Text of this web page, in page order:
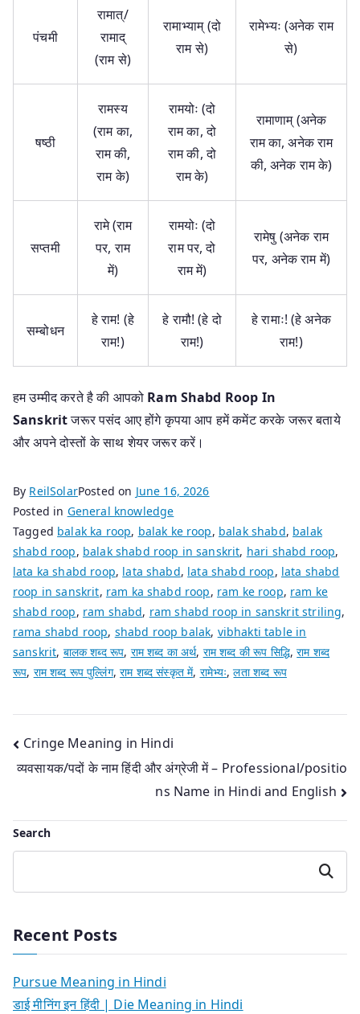
पंचमी
रामात्/
रामाद्
(राम से)
रामाभ्याम् (दो
राम से)
रामेभ्यः (अनेक राम
से)
षष्‍ठी
रामस्य
(राम का,
राम की,
राम के)
रामयोः (दो
राम का, दो
राम की, दो
राम के)
रामाणाम् (अनेक
राम का, अनेक राम
की, अनेक राम के)
सप्‍तमी
रामे (राम
पर, राम
में)
रामयोः (दो
राम पर, दो
राम में)
रामेषु (अनेक राम
पर, अनेक राम में)
सम्बोधन
हे राम! (हे
राम!)
हे रामौ! (हे दो
राम!)
हे रामाः! (हे अनेक
राम!)
हम उम्मीद करते है की आपको Ram Shabd Roop In
Sanskritजरूर पसंद आए होंगे कृपया आप हमें कमेंट करके जरूर बताये
और अपने दोस्तों के साथ शेयर जरूर करें।
By ReilSolarPosted on June 16, 2026
Posted in General knowledge
Tagged balak ka roop, balak ke roop, balak shabd, balak
shabd roop, balak shabd roop in sanskrit, hari shabd roop,
lata ka shabd roop, lata shabd, lata shabd roop, lata shabd
roop in sanskrit, ram ka shabd roop, ram ke roop, ram ke
shabd roop, ram shabd, ram shabd roop in sanskrit striling,
rama shabd roop, shabd roop balak, vibhakti table in
sanskrit, बालक शब्द रूप, राम शब्द का अर्थ, राम शब्द की रूप सिद्धि,राम शब्द
रूप, राम शब्द रूप पुल्लिंग,राम शब्द संस्कृत में, रामेभ्यः,लता शब्द रूप
Post
navigation
Cringe Meaning in Hindi
व्यवसायक/पदों के नाम हिंदी और अंग्रेजी में – Professional/positio
ns Name in Hindi and English
Search
Search
Recent Posts
Pursue Meaning in Hindi
डाई मीनिंग इन हिंदी | Die Meaning in Hindi